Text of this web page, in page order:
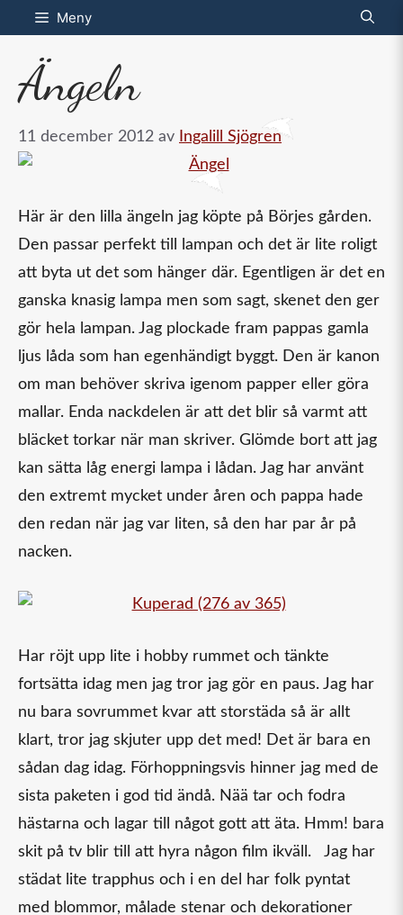
Hoppa
till
innehåll
Meny
Ängeln
11 december 2012 av Ingalill Sjögren
Här är den lilla ängeln jag köpte på Börjes gården.
Den passar perfekt till lampan och det är lite roligt
att byta ut det som hänger där. Egentligen är det en
ganska knasig lampa men som sagt, skenet den ger
gör hela lampan. Jag plockade fram pappas gamla
ljus låda som han egenhändigt byggt. Den är kanon
om man behöver skriva igenom papper eller göra
mallar. Enda nackdelen är att det blir så varmt att
bläcket torkar när man skriver. Glömde bort att jag
kan sätta låg energi lampa i lådan. Jag har använt
den extremt mycket under åren och pappa hade
den redan när jag var liten, så den har par år på
nacken.
Har röjt upp lite i hobby rummet och tänkte
fortsätta idag men jag tror jag gör en paus. Jag har
nu bara sovrummet kvar att storstäda så är allt
klart, tror jag skjuter upp det med! Det är bara en
sådan dag idag. Förhoppningsvis hinner jag med de
sista paketen i god tid ändå. Nää tar och fodra
hästarna och lagar till något gott att äta. Hmm! bara
skit på tv blir till att hyra någon film ikväll. Jag har
städat lite trapphus och i en del har folk pyntat
med blommor, målade stenar och dekorationer